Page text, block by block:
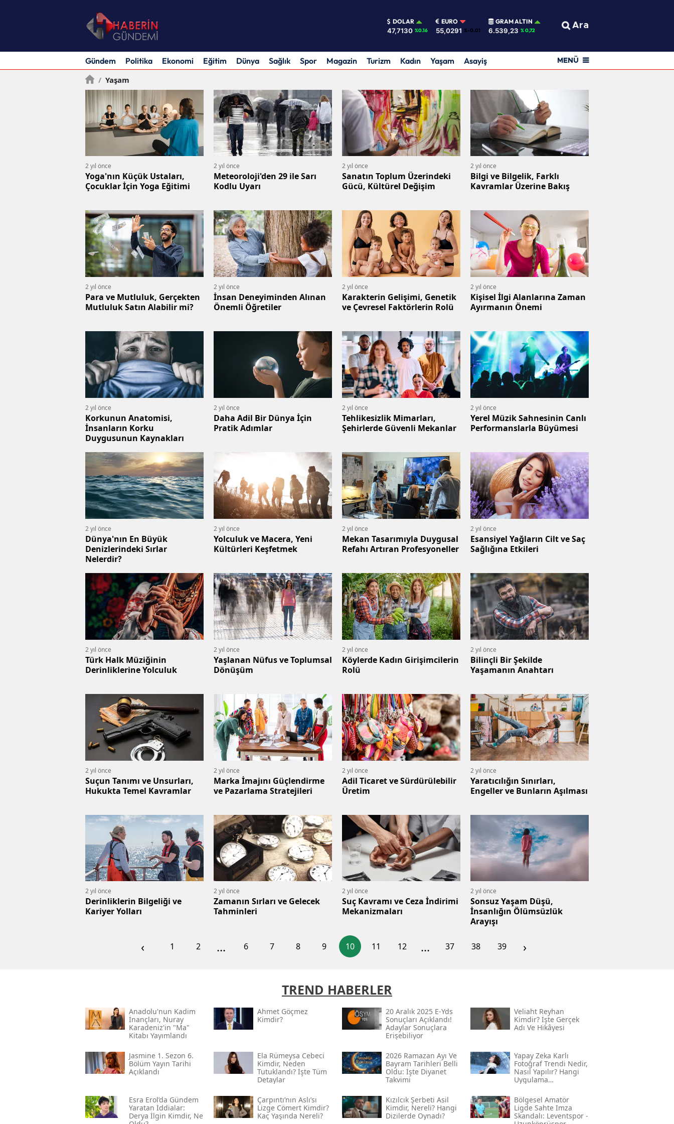
DOLAR
47,7130 %0.16
EURO
55,0291 %-0.01
GRAM ALTIN
6.539,23 % 0,72 Ara
Gündem Politika Ekonomi Eğitim Dünya Sağlık Spor Magazin Turizm Kadın Yaşam Asayiş MENÜ
/ Yaşam
2 yıl önce
Yoga'nın Küçük Ustaları,
Çocuklar İçin Yoga Eğitimi
2 yıl önce
Meteoroloji'den 29 ile Sarı
Kodlu Uyarı
2 yıl önce
Sanatın Toplum Üzerindeki
Gücü, Kültürel Değişim
2 yıl önce
Bilgi ve Bilgelik, Farklı
Kavramlar Üzerine Bakış
2 yıl önce
Para ve Mutluluk, Gerçekten
Mutluluk Satın Alabilir mi?
2 yıl önce
İnsan Deneyiminden Alınan
Önemli Öğretiler
2 yıl önce
Karakterin Gelişimi, Genetik
ve Çevresel Faktörlerin Rolü
2 yıl önce
Kişisel İlgi Alanlarına Zaman
Ayırmanın Önemi
2 yıl önce
Korkunun Anatomisi,
İnsanların Korku
Duygusunun Kaynakları
2 yıl önce
Daha Adil Bir Dünya İçin
Pratik Adımlar
2 yıl önce
Tehlikesizlik Mimarları,
Şehirlerde Güvenli Mekanlar
2 yıl önce
Yerel Müzik Sahnesinin Canlı
Performanslarla Büyümesi
2 yıl önce
Dünya'nın En Büyük
Denizlerindeki Sırlar
Nelerdir?
2 yıl önce
Yolculuk ve Macera, Yeni
Kültürleri Keşfetmek
2 yıl önce
Mekan Tasarımıyla Duygusal
Refahı Artıran Profesyoneller
2 yıl önce
Esansiyel Yağların Cilt ve Saç
Sağlığına Etkileri
2 yıl önce
Türk Halk Müziğinin
Derinliklerine Yolculuk
2 yıl önce
Yaşlanan Nüfus ve Toplumsal
Dönüşüm
2 yıl önce
Köylerde Kadın Girişimcilerin
Rolü
2 yıl önce
Bilinçli Bir Şekilde
Yaşamanın Anahtarı
2 yıl önce
Suçun Tanımı ve Unsurları,
Hukukta Temel Kavramlar
2 yıl önce
Marka İmajını Güçlendirme
ve Pazarlama Stratejileri
2 yıl önce
Adil Ticaret ve Sürdürülebilir
Üretim
2 yıl önce
Yaratıcılığın Sınırları,
Engeller ve Bunların Aşılması
2 yıl önce
Derinliklerin Bilgeliği ve
Kariyer Yolları
2 yıl önce
Zamanın Sırları ve Gelecek
Tahminleri
2 yıl önce
Suç Kavramı ve Ceza İndirimi
Mekanizmaları
2 yıl önce
Sonsuz Yaşam Düşü,
İnsanlığın Ölümsüzlük
Arayışı
‹ 1 2 ... 6 7 8 9 10 11 12 ... 37 38 39 ›
TREND HABERLER
Anadolu'nun Kadim
İnançları, Nuray
Karadeniz'in "ma"
Kitabı Yayımlandı
Ahmet Göçmez
Kimdir?
20 Aralık 2025 E-Yds
Sonuçları Açıklandı!
Adaylar Sonuçlara
Erişebiliyor
Veliaht Reyhan
Kimdir? İşte Gerçek
Adı Ve Hikâyesi
Jasmine 1. Sezon 6.
Bölüm Yayın Tarihi
Açıklandı
Ela Rümeysa Cebeci
Kimdir, Neden
Tutuklandı? İşte Tüm
Detaylar
2026 Ramazan Ayı Ve
Bayram Tarihleri Belli
Oldu: İşte Diyanet
Takvimi
Yapay Zeka Karlı
Fotoğraf Trendi Nedir,
Nasıl Yapılır? Hangi
Uygulama
Adım Adım Rehber
Esra Erol’da Gündem
Yaratan İddialar:
Derya İlgin Kimdir, Ne
Çarpıntı’nın Aslı’sı
Lizge Cömert Kimdir?
Kaç Yaşında Nereli?
Kızılcık Şerbeti Asil
Kimdir, Nereli? Hangi
Dizilerde Oynadı?
Bölgesel Amatör
Ligde Sahte Imza
Skandalı: Leventspor -